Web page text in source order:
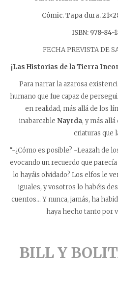
Cómic. Tapa dura.
ISBN: 978-84-
FECHA PREVISTA DE
¡Las Historias de la Tierra
Para narrar la azarosa
humano que fue capaz de
en realidad, más allá de los
inabarcable Nayrda, y más
criaturas que
“-¿Cómo es posible? -Leazah de
evocando un recuerdo que
lo hayáis olvidado? Los elfos le
iguales, y vosotros lo habéis
cuentos… Y nunca, jamás, ha
haya hecho tanto por
BILL Y